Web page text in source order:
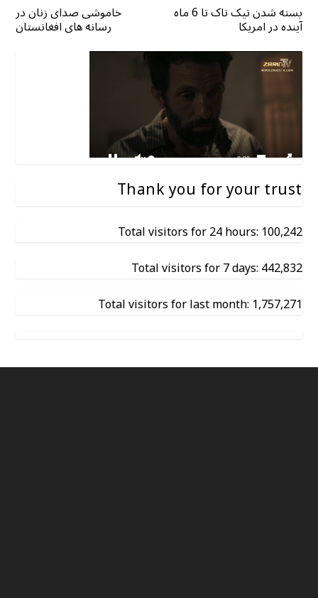
خاموشی صدای زنان در
رسانه های افغانستان
بسته شدن تیک تاک تا 6 ماه
آینده در امریکا
Thank you for your trust
Total visitors for 24 hours: 100,242
Total visitors for 7 days: 442,832
Total visitors for last month: 1,757,271